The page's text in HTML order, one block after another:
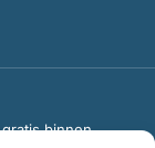
binnen